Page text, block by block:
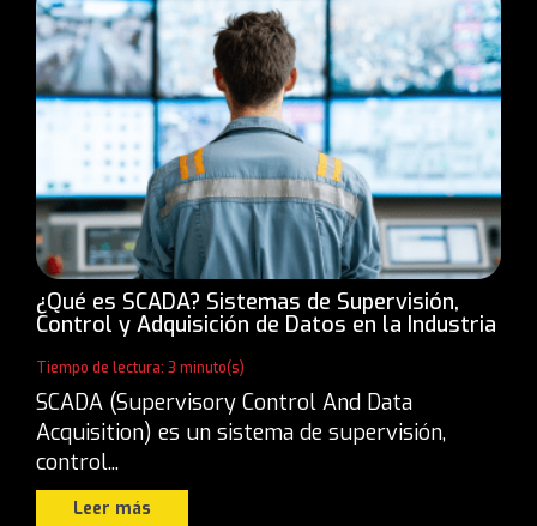
¿Qué es SCADA? Sistemas de Supervisión,
Control y Adquisición de Datos en la Industria
Tiempo de lectura: 3 minuto(s)
SCADA (Supervisory Control And Data
Acquisition) es un sistema de supervisión,
control...
Leer más